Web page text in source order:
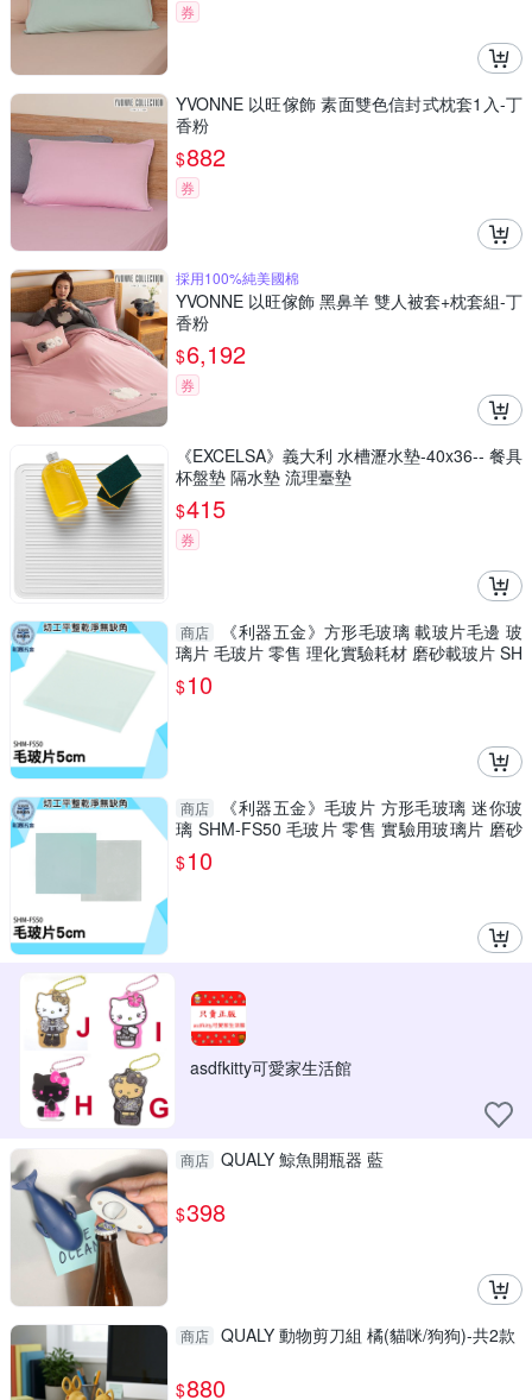
券
YVONNE 以旺傢飾 素面雙色信封式枕套1入-丁
香粉
$882
券
採用100%純美國棉
YVONNE 以旺傢飾 黑鼻羊 雙人被套+枕套組-丁
香粉
$6,192
券
《EXCELSA》義大利 水槽瀝水墊-40x36-- 餐具
杯盤墊 隔水墊 流理臺墊
$415
券
商店
《利器五金》方形毛玻璃 載玻片毛邊 玻
璃片 毛玻片 零售 理化實驗耗材 磨砂載玻片 SH
M-FS50
$10
商店
《利器五金》毛玻片 方形毛玻璃 迷你玻
璃 SHM-FS50 毛玻片 零售 實驗用玻璃片 磨砂
載玻片 毛玻璃盤
$10
asdfkitty可愛家生活館
商店 QUALY 鯨魚開瓶器 藍
$398
商店 QUALY 動物剪刀組 橘(貓咪/狗狗)-共2款
$880